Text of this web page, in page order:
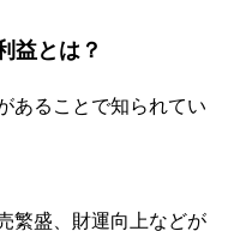
益とは？
あることで知られてい
繁盛、財運向上などが